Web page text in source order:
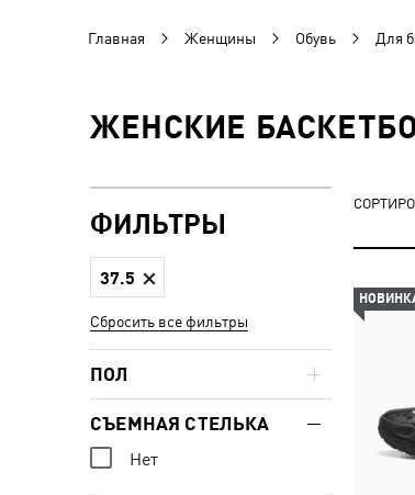
Главная Женщины Обувь Для
ЖЕНСКИЕ
ФИЛЬТРЫ
37.5
Сбросить все фильтры
ПОЛ
СЪЕМНАЯ СТЕЛЬКА
Нет